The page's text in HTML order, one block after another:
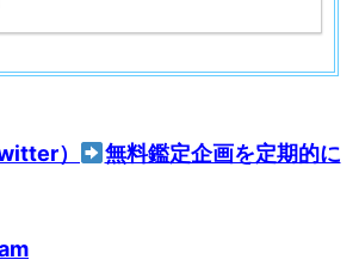
）
無料鑑定企画を定期的に